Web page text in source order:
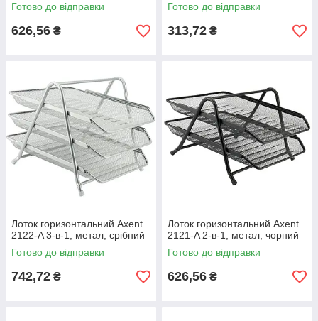
Готово до відправки
626,56 ₴
Готово до відправки
313,72 ₴
Лоток горизонтальний Axent
2122-A 3-в-1, метал, срібний
Готово до відправки
742,72 ₴
Лоток горизонтальний Axent
2121-A 2-в-1, метал, чорний
Готово до відправки
626,56 ₴